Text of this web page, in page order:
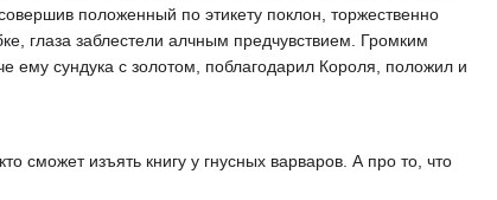
положенный по этикету поклон, торжественно
глаза заблестели алчным предчувствием. Громким
ему сундука с золотом, поблагодарил Короля, положил и
изъять книгу у гнусных варваров. А про то, что